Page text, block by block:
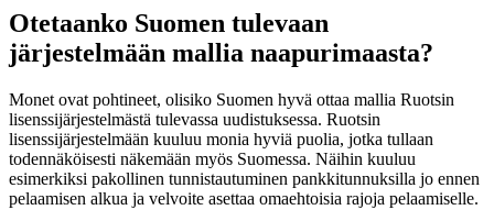
Otetaanko Suomen tulevaan
järjestelmään mallia naapurimaasta?
Monet ovat pohtineet, olisiko Suomen hyvä ottaa mallia Ruotsin
lisenssijärjestelmästä tulevassa uudistuksessa. Ruotsin
lisenssijärjestelmään kuuluu monia hyviä puolia, jotka tullaan
todennäköisesti näkemään myös Suomessa. Näihin kuuluu
esimerkiksi pakollinen tunnistautuminen pankkitunnuksilla jo ennen
pelaamisen alkua ja velvoite asettaa omaehtoisia rajoja pelaamiselle.